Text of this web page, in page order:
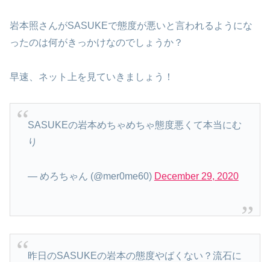
岩本照さんがSASUKEで態度が悪いと言われるようにな
ったのは何がきっかけなのでしょうか？
早速、ネット上を見ていきましょう！
SASUKEの岩本めちゃめちゃ態度悪くて本当にむ
り
— めろちゃん (@mer0me60) December 29, 2020
昨日のSASUKEの岩本の態度やばくない？流石に